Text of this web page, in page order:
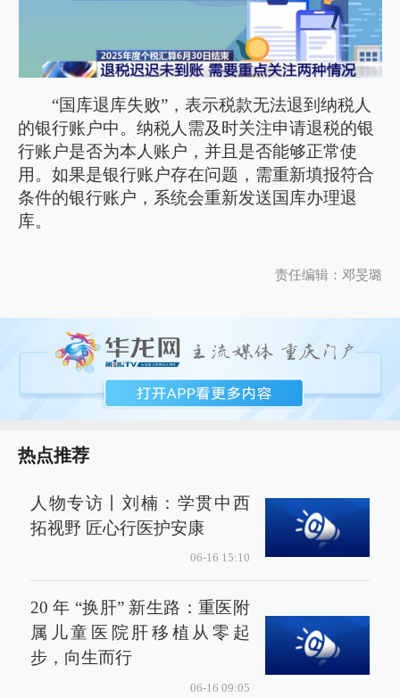
“国库退库失败”，表示税款无法退到纳税人
的银行账户中。纳税人需及时关注申请退税的银
行账户是否为本人账户，并且是否能够正常使
用。如果是银行账户存在问题，需重新填报符合
条件的银行账户，系统会重新发送国库办理退
库。
责任编辑：邓旻璐
热点推荐
人物专访丨刘楠：学贯中西
拓视野 匠心行医护安康
06-16 15:10
20 年 “换肝” 新生路：重医附
属儿童医院肝移植从零起
步，向生而行
06-16 09:05